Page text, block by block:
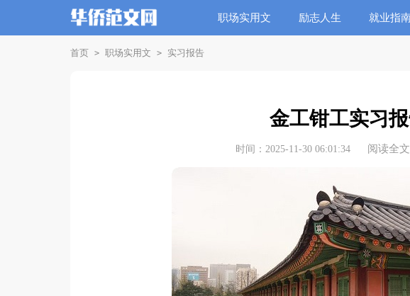
职场实用文 励志人生 就业指
首页 > 职场实用文 > 实习报告
金工钳工实习
时间：2025-11-30 06:01:34 阅读全文